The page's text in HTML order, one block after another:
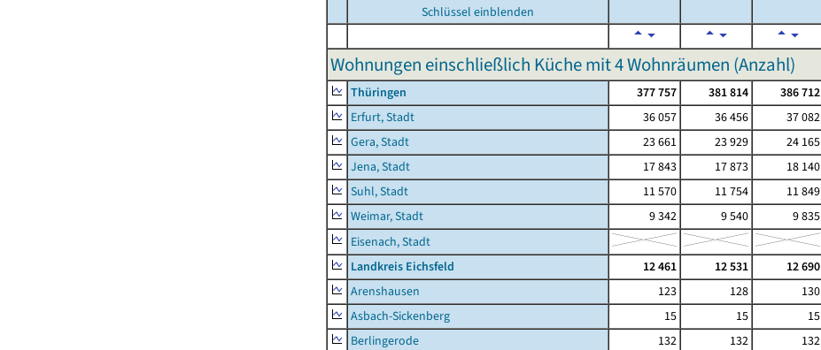
Schlüssel einblenden
Wohnungen einschließlich Küche mit 4 Wohnräumen (Anzahl)
Thüringen 377 757 381 814 386 712
Erfurt, Stadt
36 057 36 456 37 082
Gera, Stadt
23 661 23 929 24 165
Jena, Stadt
17 843 17 873 18 140
Suhl, Stadt
11 570 11 754 11 849
Weimar, Stadt
9 342 9 540 9 835
Eisenach, Stadt
Landkreis Eichsfeld
12 461 12 531 12 690
Arenshausen
123 128 130
Asbach-Sickenberg
15 15 15
Berlingerode
132 132 132